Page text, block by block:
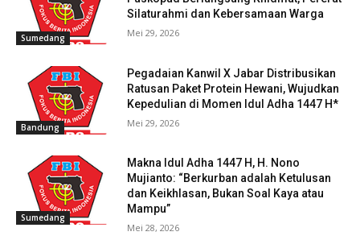
Sumedang
Silaturahmi dan Kebersamaan Warga
Mei 29, 2026
Bandung
Pegadaian Kanwil X Jabar Distribusikan
Ratusan Paket Protein Hewani, Wujudkan
Kepedulian di Momen Idul Adha 1447 H*
Mei 29, 2026
Sumedang
Makna Idul Adha 1447 H, H. Nono
Mujianto: “Berkurban adalah Ketulusan
dan Keikhlasan, Bukan Soal Kaya atau
Mampu”
Mei 28, 2026